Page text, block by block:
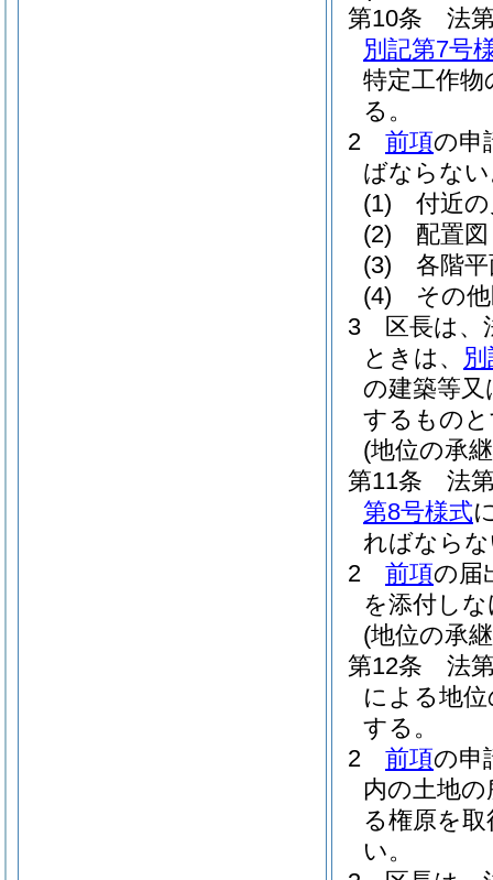
第10条
法
別記第7号
特定工作
る。
2
前項の申
ばならな
(1)
付近
(2)
配置図
(3)
各階
(4)
その
3
区長は
ときは、
の建築等
するもの
(地位の承
第11条
法
第8号様式
ればなら
2
前項の届
を添付し
(地位の承
第12条
法
による地
する。
2
前項の申
内の土地
る権原を
い。